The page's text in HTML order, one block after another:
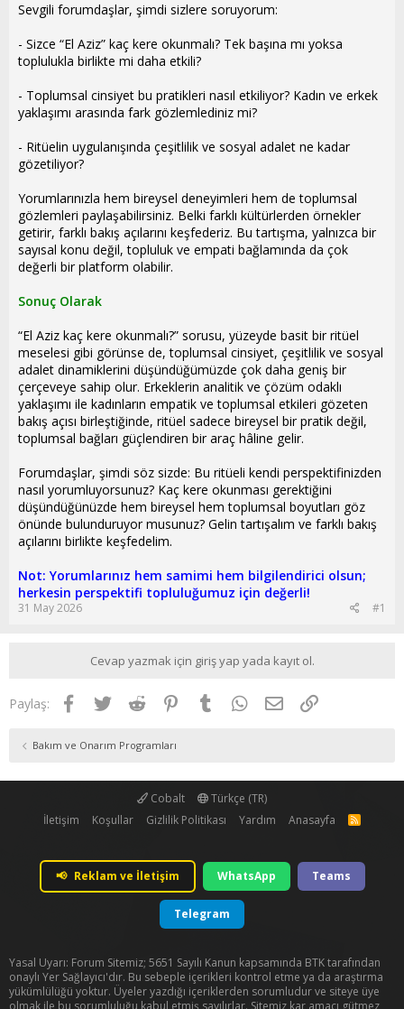
Sevgili forumdaşlar, şimdi sizlere soruyorum:
- Sizce “El Aziz” kaç kere okunmalı? Tek başına mı yoksa
toplulukla birlikte mi daha etkili?
- Toplumsal cinsiyet bu pratikleri nasıl etkiliyor? Kadın ve erkek
yaklaşımı arasında fark gözlemlediniz mi?
- Ritüelin uygulanışında çeşitlilik ve sosyal adalet ne kadar
gözetiliyor?
Yorumlarınızla hem bireysel deneyimleri hem de toplumsal
gözlemleri paylaşabilirsiniz. Belki farklı kültürlerden örnekler
getirir, farklı bakış açılarını keşfederiz. Bu tartışma, yalnızca bir
sayısal konu değil, topluluk ve empati bağlamında da çok
değerli bir platform olabilir.
Sonuç Olarak
“El Aziz kaç kere okunmalı?” sorusu, yüzeyde basit bir ritüel
meselesi gibi görünse de, toplumsal cinsiyet, çeşitlilik ve sosyal
adalet dinamiklerini düşündüğümüzde çok daha geniş bir
çerçeveye sahip olur. Erkeklerin analitik ve çözüm odaklı
yaklaşımı ile kadınların empatik ve toplumsal etkileri gözeten
bakış açısı birleştiğinde, ritüel sadece bireysel bir pratik değil,
toplumsal bağları güçlendiren bir araç hâline gelir.
Forumdaşlar, şimdi söz sizde: Bu ritüeli kendi perspektifinizden
nasıl yorumluyorsunuz? Kaç kere okunması gerektiğini
düşündüğünüzde hem bireysel hem toplumsal boyutları göz
önünde bulunduruyor musunuz? Gelin tartışalım ve farklı bakış
açılarını birlikte keşfedelim.
Not: Yorumlarınız hem samimi hem bilgilendirici olsun;
herkesin perspektifi topluluğumuz için değerli!
31 May 2026 #1
Cevap yazmak için giriş yap yada kayıt ol.
Paylaş: Facebook
TwitterReddit PinterestTumblrWhatsApp
E-postaLink
Bakım ve Onarım Programları
Cobalt
Türkçe (TR)
İletişim
Koşullar Gizlilik Politikası Yardım Anasayfa
R
📢 Reklam ve İletişim WhatsApp Teams
Telegram
Yasal Uyarı: Forum Sitemiz; 5651 Sayılı Kanun kapsamında BTK tarafından
onaylı Yer Sağlayıcı'dır. Bu sebeple içerikleri kontrol etme ya da araştırma
yükümlülüğü yoktur. Üyeler yazdığı içeriklerden sorumludur ve siteye üye
olmak ile bu sorumluluğu kabul etmiş sayılırlar. Sitemiz kar amacı gütmez,